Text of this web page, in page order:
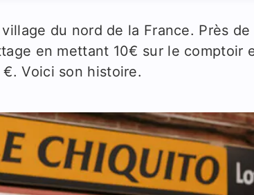
du nord de la France. Près de
en mettant 10€ sur le comptoir
Voici son histoire.